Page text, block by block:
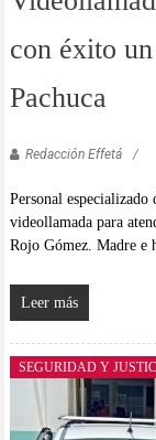
con éxito
Pachuca
Redacción Effetá
Personal
videollamada para
Rojo Gómez. Madre e
Leer más
SEGURIDAD Y